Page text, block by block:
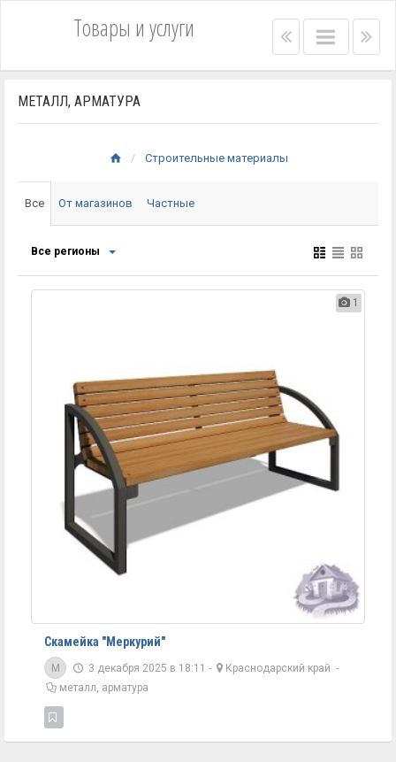
Товары и услуги Left
bar
Main
menu
Right
menu
bar
МЕТАЛЛ, АРМАТУРА
Строительные материалы
Все От магазинов Частные
Все регионы
1
Скамейка "Меркурий"
M 3 декабря 2025 в 18:11 - Краснодарский край -
металл, арматура